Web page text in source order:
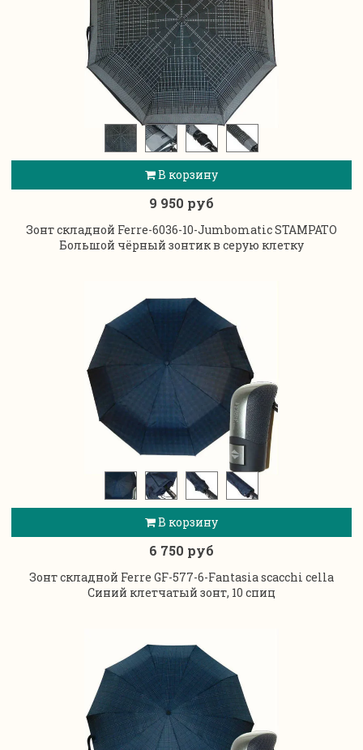
В корзину
9 950 руб
Зонт складной Ferre-6036-10-Jumbomatic STAMPATO
Большой чёрный зонтик в серую клетку
В корзину
6 750 руб
Зонт складной Ferre GF-577-6-Fantasia scacchi cella
Синий клетчатый зонт, 10 спиц